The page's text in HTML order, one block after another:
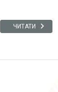
ЧИТАТИ